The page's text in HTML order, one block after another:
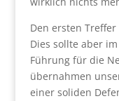
Den ersten
Dies sollte aber
Führung für die
übernahmen
einer soliden